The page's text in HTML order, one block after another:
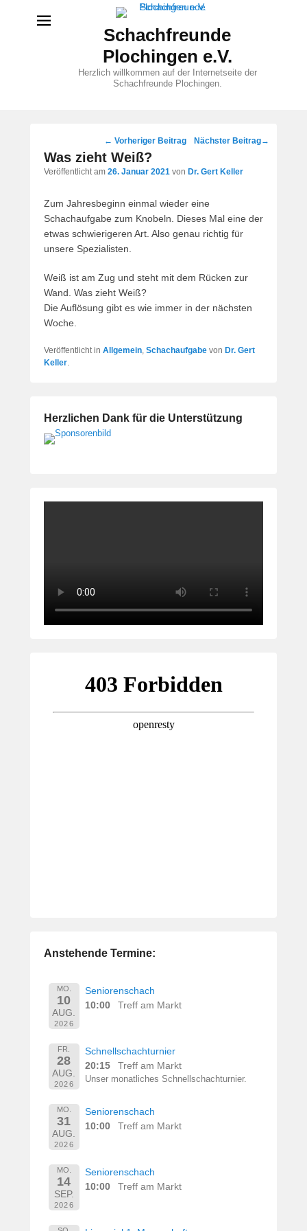
Schachfreunde
Plochingen e.V.
Herzlich willkommen auf der Internetseite der
Schachfreunde Plochingen.
Beitragsnavigation
← Vorheriger Beitrag Nächster Beitrag→
Was zieht Weiß?
Veröffentlicht am 26. Januar 2021 von Dr. Gert Keller
Zum Jahresbeginn einmal wieder eine
Schachaufgabe zum Knobeln. Dieses Mal eine der
etwas schwierigeren Art. Also genau richtig für
unsere Spezialisten.
Weiß ist am Zug und steht mit dem Rücken zur
Wand. Was zieht Weiß?
Die Auflösung gibt es wie immer in der nächsten
Woche.
Veröffentlicht in Allgemein Schachaufgabe von Dr. Gert
Keller
Herzlichen Dank für die Unterstützung
Anstehende Termine:
MO.
10
AUG.
2026
Seniorenschach
10:00
Treff am Markt
FR.
28
AUG.
2026
Schnellschachturnier
20:15
Treff am Markt
Unser monatliches Schnellschachturnier.
MO.
31
AUG.
2026
Seniorenschach
10:00
Treff am Markt
MO.
14
SEP.
2026
Seniorenschach
10:00
Treff am Markt